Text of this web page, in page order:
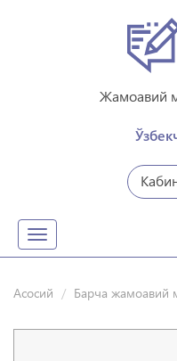
Жамоавий
Toggle
navigation
Асосий Барча жамоавий